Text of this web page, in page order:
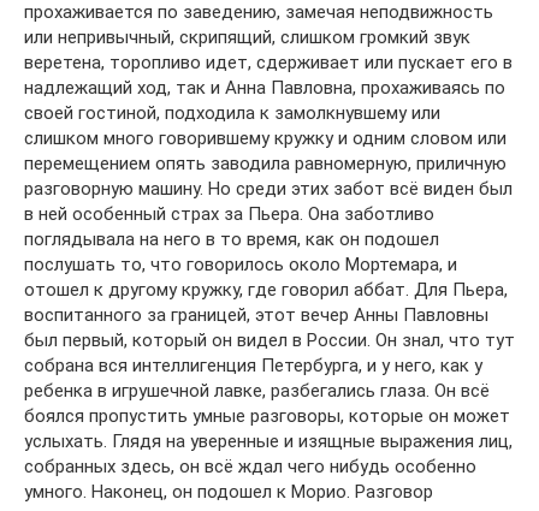
прохаживается по заведению, замечая неподвижность
или непривычный, скрипящий, слишком громкий звук
веретена, торопливо идет, сдерживает или пускает его в
надлежащий ход, так и Анна Павловна, прохаживаясь по
своей гостиной, подходила к замолкнувшему или
слишком много говорившему кружку и одним словом или
перемещением опять заводила равномерную, приличную
разговорную машину. Но среди этих забот всё виден был
в ней особенный страх за Пьера. Она заботливо
поглядывала на него в то время, как он подошел
послушать то, что говорилось около Мортемара, и
отошел к другому кружку, где говорил аббат. Для Пьера,
воспитанного за границей, этот вечер Анны Павловны
был первый, который он видел в России. Он знал, что тут
собрана вся интеллигенция Петербурга, и у него, как у
ребенка в игрушечной лавке, разбегались глаза. Он всё
боялся пропустить умные разговоры, которые он может
услыхать. Глядя на уверенные и изящные выражения лиц,
собранных здесь, он всё ждал чего нибудь особенно
умного. Наконец, он подошел к Морио. Разговор